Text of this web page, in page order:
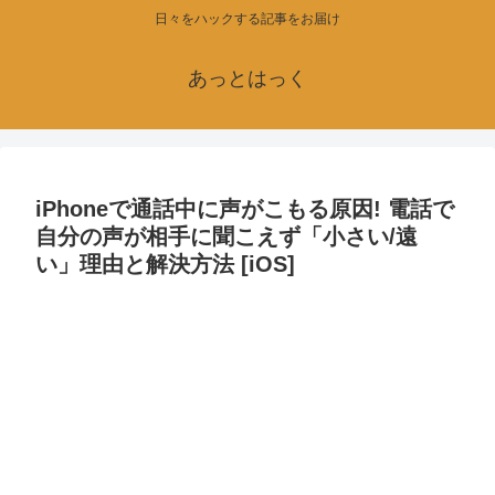
日々をハックする記事をお届け
あっとはっく
iPhoneで通話中に声がこもる原因! 電話で
自分の声が相手に聞こえず「小さい/遠
い」理由と解決方法 [iOS]